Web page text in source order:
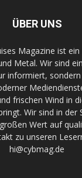
ÜBER UNS
Magazine ist
Metal. Wir sind
informiert,
frischen Wind in
Wir sind in der
Wert auf
zu unseren
hi@cybmag.de